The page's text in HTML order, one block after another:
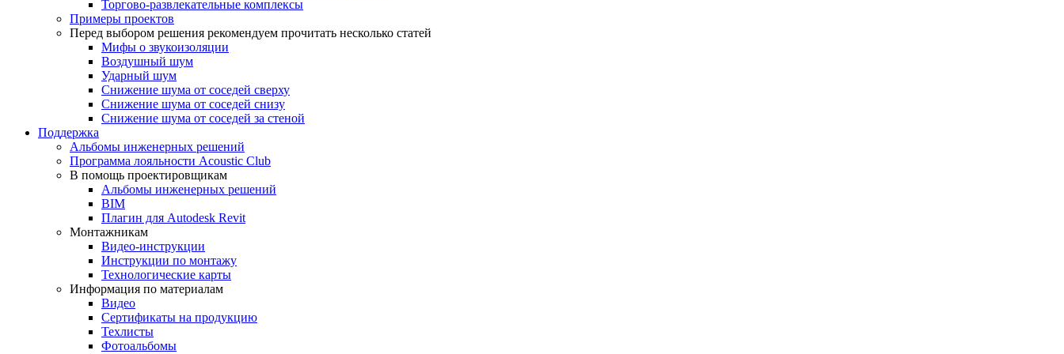
Торгово-развлекательные комплексы
Примеры проектов
Перед выбором решения рекомендуем прочитать несколько статей
Мифы о звукоизоляции
Воздушный шум
Ударный шум
Снижение шума от соседей сверху
Снижение шума от соседей снизу
Снижение шума от соседей за стеной
Поддержка
Альбомы инженерных решений
Программа лояльности Acoustic Club
В помощь проектировщикам
Альбомы инженерных решений
BIM
Плагин для Autodesk Revit
Монтажникам
Видео-инструкции
Инструкции по монтажу
Технологические карты
Информация по материалам
Видео
Сертификаты на продукцию
Техлисты
Фотоальбомы